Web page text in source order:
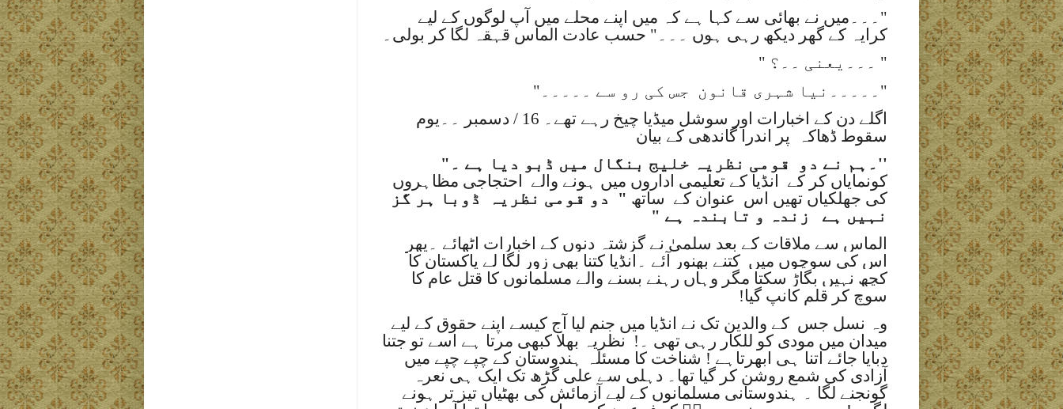
"۔۔۔میں نے بھائی سے کہا ہے کہ میں اپنے محلے میں آپ لوگوں کے لیے
کرایہ کے گھر دیکھ رہی ہوں ۔۔۔" حسب عادت الماس قہقہ لگا کر بولی۔
" ۔۔۔یعنی ۔۔؟ "
"۔۔۔۔۔نیا شہری قانون جس کی رو سے ۔۔۔۔۔"
اگلے دن کے اخبارات اور سوشل میڈیا چیخ رہے تھے۔ 16 / دسمبر ۔۔یوم
سقوط ڈھاکہ
پر اندرا گاندھی کے بیان
''۔ہم نے دو
قومی نظریہ خلیج بنگال میں ڈبو دیا ہے ۔"
کونمایاں کر کے
انڈیا کے تعلیمی اداروں میں ہونے والے
احتجاجی مظاہروں
کی جھلکیاں تھیں اس عنوان کے ساتھ " دو قومی نظریہ
ڈوبا ہر گز
نہیں ہے
زندہ و تابندہ ہے "
الماس سے ملاقات کے بعد سلمیٰ نے گزشتہ دنوں کے اخبارات اٹھائے ۔پھر
اس کی سوچوں میں کتنے بھنور آئے ۔انڈیا کتنا بھی زور لگا لے پاکستان کا
کچھ نہیں بگاڑ سکتا مگر وہاں رہنے بسنے والے مسلمانوں کا قتل عام کا
سوچ کر قلم کانپ گیا!
وہ نسل جس کے والدین تک نے انڈیا میں جنم لیا آج کیسے اپنے حقوق کے لیے
میدان میں مودی کو للکار رہی تھی ۔! نظریہ بھلا کبھی مرتا ہے اسے تو جتنا
دبایا جائے اتنا ہی ابھرتاہے ! شناخت کا مسئلہ ہندوستان کے چپے چپے میں
آزادی کی شمع روشن کر گیا تھا۔ دہلی سے علی گڑھ تک ایک ہی نعرہ
گونجنے لگا ۔ ہندوستانی مسلمانوں کے لیے آزمائش کی بھٹیاں تیز تر ہونے